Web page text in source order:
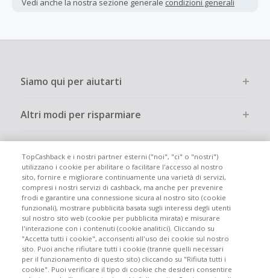
dall'acquisto. Pertanto, se noti che il tuo cashback è
Siamo qui per aiutarti
Altri modi per risparmiare
Partecipa
Info legali
TopCashback e i nostri partner esterni ("noi", "ci" o "nostri")
utilizzano i cookie per abilitare o facilitare l'accesso al nostro
sito, fornire e migliorare continuamente una varietà di servizi,
compresi i nostri servizi di cashback, ma anche per prevenire
frodi e garantire una connessione sicura al nostro sito (cookie
funzionali), mostrare pubblicità basata sugli interessi degli utenti
sul nostro sito web (cookie per pubblicita mirata) e misurare
l'interazione con i contenuti (cookie analitici). Cliccando su
"Accetta tutti i cookie", acconsenti all'uso dei cookie sul nostro
sito. Puoi anche rifiutare tutti i cookie (tranne quelli necessari
per il funzionamento di questo sito) cliccando su "Rifiuta tutti i
cookie". Puoi verificare il tipo di cookie che desideri consentire